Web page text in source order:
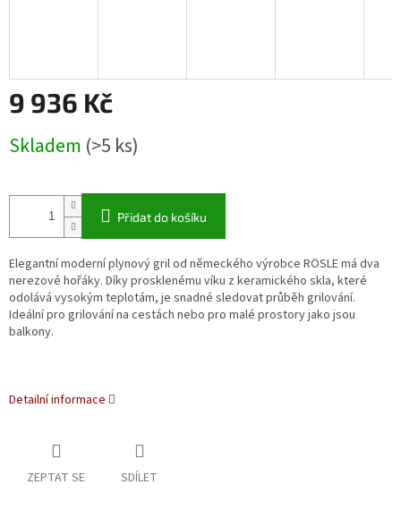
9 936 Kč
cena:
Skladem (>5 ks)
Přidat do košíku
Elegantní moderní plynový gril od německého výrobce RÖSLE má dva
nerezové hořáky. Díky prosklenému víku z keramického skla, které
odolává vysokým teplotám, je snadné sledovat průběh grilování.
Ideální pro grilování na cestách nebo pro malé prostory jako jsou
balkony.
Detailní informace
ZEPTAT SE SDÍLET